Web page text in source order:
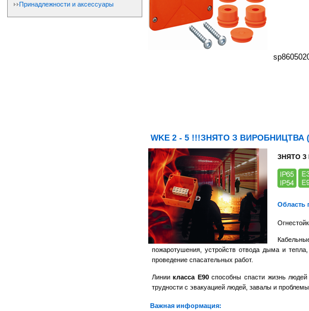
Принадлежности и аксессуары
WKE 2 - 5 !!!ЗНЯТО З ВИРОБНИЦТВА
ЗНЯТО З
Область
пожаротушения, устройств отвода дыма и
проведение спасательных работ.
Линиикласса Е90способны спасти жизнь людей
трудности с эвакуацией людей, завалы и
Важная информация: